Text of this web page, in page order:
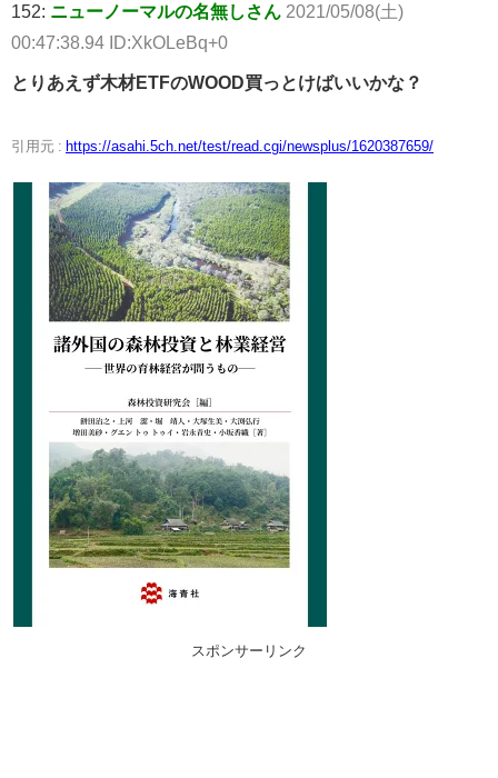
152: ニューノーマルの名無しさん 2021/05/08(土)
00:47:38.94 ID:XkOLeBq+0
とりあえず木材ETFのWOOD買っとけばいいかな？
引用元 : https://asahi.5ch.net/test/read.cgi/newsplus/1620387659/
スポンサーリンク